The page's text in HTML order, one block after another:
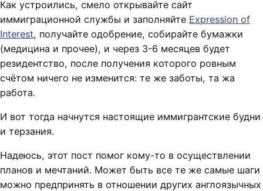
Как устроились, смело открывайте сайт
иммиграционной службы и заполняйте Expression of
Interest, получайте одобрение, собирайте бумажки
(медицина и прочее), и через 3-6 месяцев будет
резидентство, после получения которого ровным
счётом ничего не изменится: те же заботы, та жа
работа.
И вот тогда начнутся настоящие иммигрантские будни
и терзания.
Надеюсь, этот пост помог кому-то в осуществлении
планов и мечтаний. Может быть все те же самые шаги
можно предпринять в отношении других англоязычных